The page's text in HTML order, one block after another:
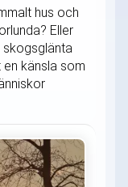
hus och
Eller
skogsglänta
känsla som